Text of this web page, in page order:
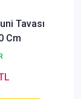
Tavası
Cm